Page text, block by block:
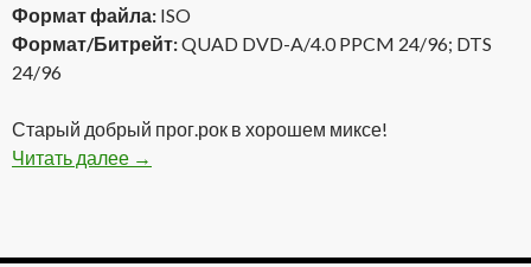
Формат файла: ISO
Формат/Битрейт:QUAD DVD-A/4.0 PPCM 24/96; DTS
24/96
Старый добрый прог.рок в хорошем миксе!
Читать далее ELO — First Light 1971(2010) (QUAD DVDA)
→